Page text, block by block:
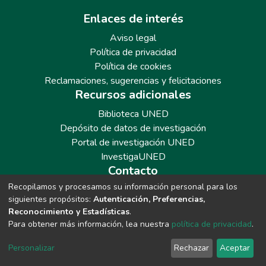
Enlaces de interés
Aviso legal
Política de privacidad
Política de cookies
Reclamaciones, sugerencias y felicitaciones
Recursos adicionales
Biblioteca UNED
Depósito de datos de investigación
Portal de investigación UNED
InvestigaUNED
Contacto
Teléfono: 913986562 / 6643 / 6633 / 8766
Correo: repositoriobiblioteca@adm.uned.es
Recopilamos y procesamos su información personal para los
siguientes propósitos: Autenticación, Preferencias,
Reconocimiento y Estadísticas.
Para obtener más información, lea nuestra política de privacidad.
Personalizar Rechazar Aceptar